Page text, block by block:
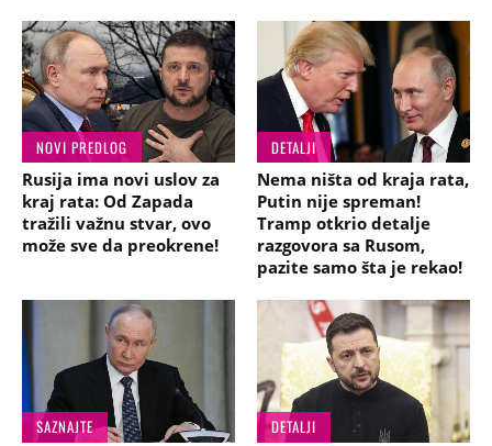
NOVI PREDLOG
Rusija ima novi uslov za
kraj rata: Od Zapada
tražili važnu stvar, ovo
može sve da preokrene!
DETALJI
Nema ništa od kraja rata,
Putin nije spreman!
Tramp otkrio detalje
razgovora sa Rusom,
pazite samo šta je rekao!
SAZNAJTE
DETALJI